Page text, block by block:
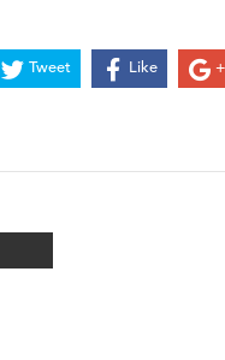
Tweet Like